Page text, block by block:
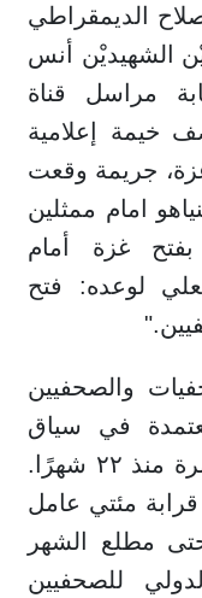
الديمقراطي
الشهيديْن أنس
مراسل قناة
خيمة إعلامية
جريمة وقعت
امام ممثلين
بفتح غزة أمام
لوعده: فتح
والصحفيين
في سياق
حرب الإبادة الإسرائيلية المستمرة منذ ٢٢ شهرًا.
مئتي عامل
مطلع الشهر
للصحفيين